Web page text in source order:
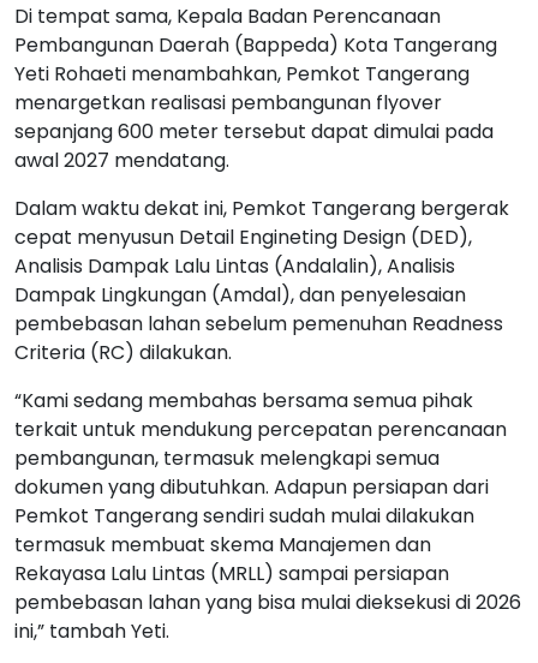
Di tempat sama, Kepala Badan Perencanaan
Pembangunan Daerah (Bappeda) Kota Tangerang
Yeti Rohaeti menambahkan, Pemkot Tangerang
menargetkan realisasi pembangunan flyover
sepanjang 600 meter tersebut dapat dimulai pada
awal 2027 mendatang.
Dalam waktu dekat ini, Pemkot Tangerang bergerak
cepat menyusun Detail Engineting Design (DED),
Analisis Dampak Lalu Lintas (Andalalin), Analisis
Dampak Lingkungan (Amdal), dan penyelesaian
pembebasan lahan sebelum pemenuhan Readness
Criteria (RC) dilakukan.
“Kami sedang membahas bersama semua pihak
terkait untuk mendukung percepatan perencanaan
pembangunan, termasuk melengkapi semua
dokumen yang dibutuhkan. Adapun persiapan dari
Pemkot Tangerang sendiri sudah mulai dilakukan
termasuk membuat skema Manajemen dan
Rekayasa Lalu Lintas (MRLL) sampai persiapan
pembebasan lahan yang bisa mulai dieksekusi di 2026
ini,” tambah Yeti.